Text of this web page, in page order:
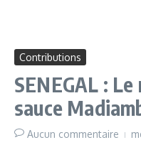
Contributions
SENEGAL :
sauce
Aucun commentaire